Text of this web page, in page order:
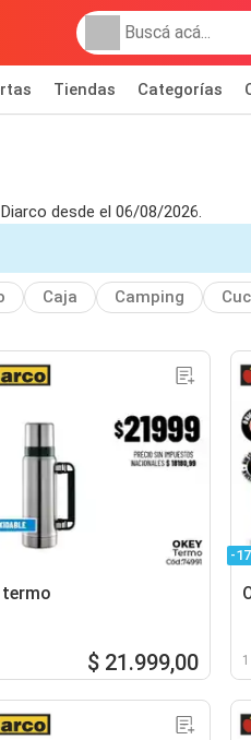
Tiendas Categorías
desde el 06/08/2026.
Caja Camping
termo
$ 21.999,00
-